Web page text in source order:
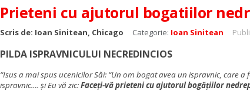
Prieteni cu ajutorul bogatiilor
Scris de: Ioan Sinitean, Chicago Categorie: Ioan Sinitean
PILDA ISPRAVNICULUI NECREDINCIOS
“Isus a mai spus ucenicilor Săi: “Un om bogat avea un ispravnic, care a
ispravnic…. şi Eu vă zic:Faceţi-vă prieteni cu ajutorul bogăţiilor